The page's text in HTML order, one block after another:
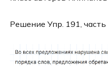
Решение Упр. 191, часть